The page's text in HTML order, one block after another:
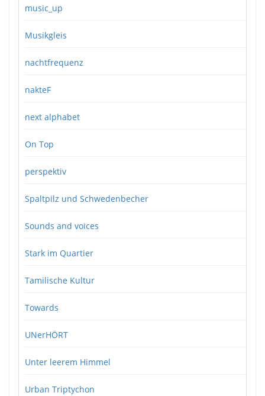
music_up
Musikgleis
nachtfrequenz
nakteF
next alphabet
On Top
perspektiv
Spaltpilz und Schwedenbecher
Sounds and voices
Stark im Quartier
Tamilische Kultur
Towards
UNerHÖRT
Unter leerem Himmel
Urban Triptychon